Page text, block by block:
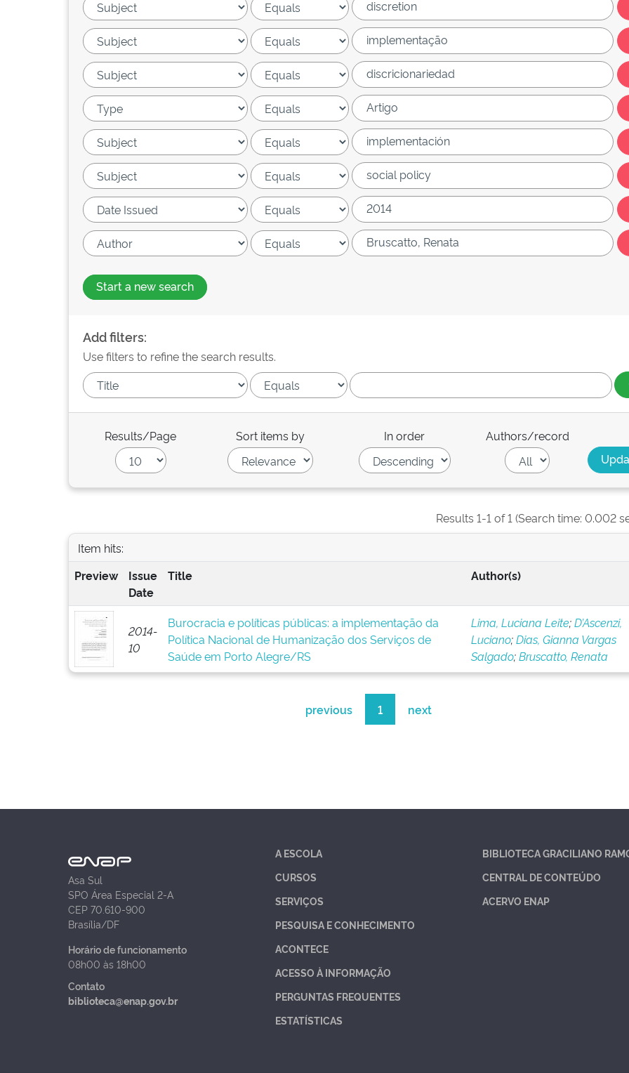
Start a new search
Add filters:
Use filters to refine the search results.
Results/Page Sort items by In order Authors/record
Results 1-1 of 1 (Search time: 0.002
Item hits:
Preview
Issue
Date
Title Author(s)
2014-
10
Burocracia e políticas públicas: a implementação da
Política Nacional de Humanização dos Serviços de
Saúde em Porto Alegre/RS
Lima, Luciana Leite;D’Ascenzi,
Luciano;Dias, Gianna Vargas
Salgado;Bruscatto, Renata
previous 1 next
Asa Sul
SPO Área Especial 2-A
CEP 70.610-900
Brasília/DF
Horário de funcionamento
08h00 às 18h00
Contato
biblioteca@enap.gov.br
A ESCOLA
CURSOS
SERVIÇOS
PESQUISA E CONHECIMENTO
ACONTECE
ACESSO À INFORMAÇÃO
PERGUNTAS FREQUENTES
ESTATÍSTICAS
BIBLIOTECA GRACILIANO
CENTRAL DE CONTEÚDO
ACERVO ENAP